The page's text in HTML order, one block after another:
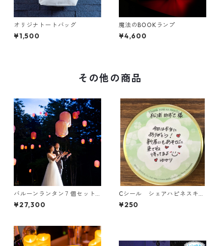
オリジナトートバッグ
¥1,500
魔法のBOOKランプ
¥4,600
その他の商品
バルーンランタン７個セット
【ヘリウムガス無し】
¥27,300
Cシール シェアハピネスキャ
ンドル専用メッセージシール
¥250